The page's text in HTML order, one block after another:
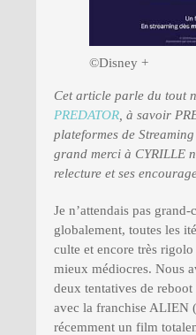
©Disney +
Cet article parle du tout
PREDATOR , à savoir
plateformes de
grand merci à CYRILLE
relecture et ses
Je n’attendais pas
globalement, toutes les
culte et encore très
mieux médiocres. Nous
deux tentatives de
avec la franchise ALIEN
récemment un film